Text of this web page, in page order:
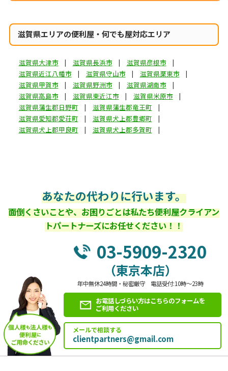
滋賀県エリアの便利屋・何でも屋対応エリア
滋賀県大津市 滋賀県長浜市
滋賀県彦根市
滋賀県近江八幡市
滋賀県守山市
滋賀県栗東市
滋賀県甲賀市
滋賀県野洲市
滋賀県湖南市
滋賀県高島市
滋賀県東近江市
滋賀県米原市
滋賀県蒲生郡日野町
滋賀県蒲生郡竜王町
滋賀県愛知郡愛荘町
滋賀県犬上郡豊郷町
滋賀県犬上郡甲良町
滋賀県犬上郡多賀町
あなたの代わりに行います。
面倒くさいことや、お困りごとは私たち便利屋クライアン
トパートナーズにお任せください！！
03-5909-2320
（東京本店）
年中無休24時間・秘密厳守 電話受付:10時～23時
お電話しづらい方はこちらのフォームを
ご利用ください
メールで相談する
clientpartners@gmail.com